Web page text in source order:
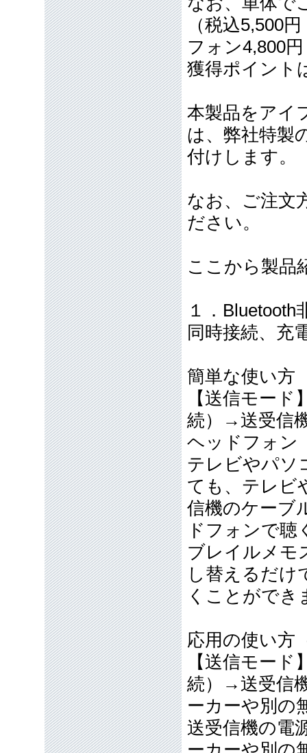
（税込5,500
フォン4,800
獲得ポイント
本製品をアイ
は、弊社特製
付けします。
なお、ご注文
ださい。
ここから製品
１．
同時接続、充
簡単な使い方
【送信モー
続）→送受信
ヘッドフォン
テレビやパソ
ても、テレビ
信機のケーブ
ドフォンで
ブレイルメモ
し替えるだけ
くことができ
応用の使い方
【送信モー
続）→送受信
ーカーや別の
送受信機の電